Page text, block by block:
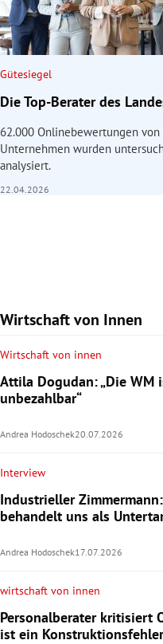
Gütesiegel
Die Top-Berater des
62.000 Onlinebewertungen von
Unternehmen wurden
analysiert.
22.04.2026
Wirtschaft von Innen
Wirtschaft von innen
Attila Dogudan: „Die WM
unbezahlbar“
Andrea Hodoschek20.07.2026
Interview
Industrieller
behandelt uns als
Andrea Hodoschek17.07.2026
wirtschaft von innen
Personalberater kritisiert
ist ein